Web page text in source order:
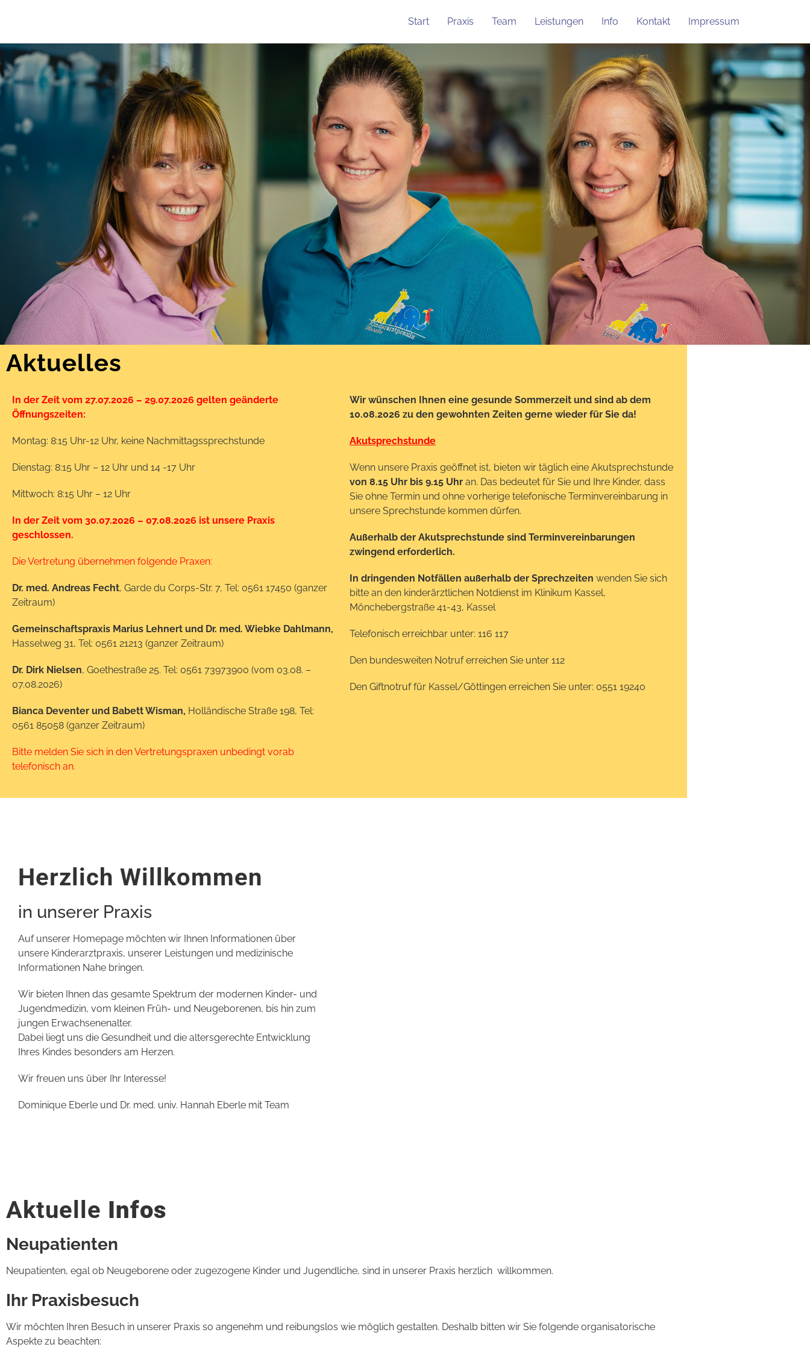
Start Praxis Team Leistungen Info Kontakt Impressum
Aktuelles
In der Zeit vom 27.07.2026 – 29.07.2026 gelten geänderte
Öffnungszeiten:
Montag: 8:15 Uhr-12 Uhr, keine Nachmittagssprechstunde
Dienstag: 8:15 Uhr – 12 Uhr und 14 -17 Uhr
Mittwoch: 8:15 Uhr – 12 Uhr
In der Zeit vom 30.07.2026 – 07.08.2026 ist unsere Praxis
geschlossen.
Die Vertretung übernehmen folgende Praxen:
Dr. med. Andreas Fecht, Garde du Corps-Str. 7, Tel: 0561 17450 (ganzer
Zeitraum)
Gemeinschaftspraxis Marius Lehnert und Dr. med. Wiebke Dahlmann,
Hasselweg 31, Tel: 0561 21213 (ganzer Zeitraum)
Dr. Dirk Nielsen, Goethestraße 25. Tel: 0561 73973900 (vom 03.08. –
07.08.2026)
Bianca Deventer und Babett Wisman, Holländische Straße 198, Tel:
0561 85058 (ganzer Zeitraum)
Bitte melden Sie sich in den Vertretungspraxen unbedingt vorab
telefonisch an.
Wir wünschen Ihnen eine gesunde Sommerzeit und sind ab dem
10.08.2026 zu den gewohnten Zeiten gerne wieder für Sie da!
Akutsprechstunde
Wenn unsere Praxis geöffnet ist, bieten wir täglich eine Akutsprechstunde
von 8.15 Uhr bis 9.15 Uhr an. Das bedeutet für Sie und Ihre Kinder, dass
Sie ohne Termin und ohne vorherige telefonische Terminvereinbarung in
unsere Sprechstunde kommen dürfen.
Außerhalb der Akutsprechstunde sind Terminvereinbarungen
zwingend erforderlich.
In dringenden Notfällen außerhalb der Sprechzeiten wenden Sie sich
bitte an den kinderärztlichen Notdienst im Klinikum Kassel,
Mönchebergstraße 41-43, Kassel
Telefonisch erreichbar unter: 116 117
Den bundesweiten Notruf erreichen Sie unter 112
Den Giftnotruf für Kassel/Göttingen erreichen Sie unter: 0551 19240
Herzlich Willkommen
in unserer Praxis
Auf unserer Homepage möchten wir Ihnen Informationen über
unsere Kinderarztpraxis, unserer Leistungen und medizinische
Informationen Nahe bringen.
Wir bieten Ihnen das gesamte Spektrum der modernen Kinder- und
Jugendmedizin, vom kleinen Früh- und Neugeborenen, bis hin zum
jungen Erwachsenenalter.
Dabei liegt uns die Gesundheit und die altersgerechte Entwicklung
Ihres Kindes besonders am Herzen.
Wir freuen uns über Ihr Interesse!
Dominique Eberle und Dr. med. univ. Hannah Eberle mit Team
Aktuelle Infos
Neupatienten
Neupatienten, egal ob Neugeborene oder zugezogene Kinder und Jugendliche, sind in unserer Praxis herzlich willkommen.
Ihr Praxisbesuch
Wir möchten Ihren Besuch in unserer Praxis so angenehm und reibungslos wie möglich gestalten. Deshalb bitten wir Sie folgende organisatorische
Aspekte zu beachten: